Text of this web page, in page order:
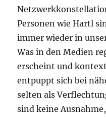
Personen wie Hartl
immer wieder in
Was in den Medien
erscheint und
entpuppt sich bei
selten als
sind keine